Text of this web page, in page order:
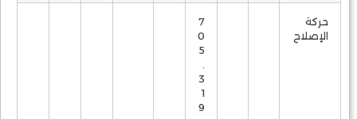
حركة
الإصلاح
7
0
5
3
1
9